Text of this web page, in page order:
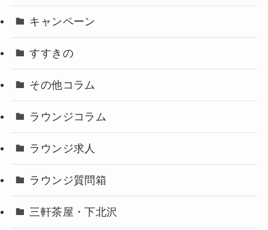
キャンペーン
すすきの
その他コラム
ラウンジコラム
ラウンジ求人
ラウンジ質問箱
三軒茶屋・下北沢